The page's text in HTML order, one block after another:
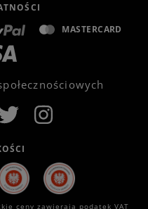
MASTERCARD
ceny zawierają podatek VAT